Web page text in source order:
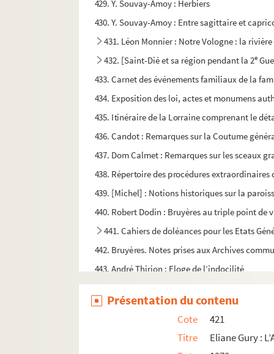
429. Y. Souvay-Amoy : Herbiers
430. Y. Souvay-Amoy : Entre sagittaire et
431. Léon Monnier : Notre Vologne : la
432. [Saint-Dié et sa région pendant la 2e
433. Carnet des événements familiaux de la
434. Exposition des loi, actes et monumens
435. Itinéraire de la Lorraine comprenant le
436. Candot : Remarques sur la Coutume
437. Dom Calmet : Remarques sur les sceaux
438. Répertoire des procédures
439. [Michel] : Notions historiques sur la
440. Robert Dodin : Bruyères au triple point
441. Cahiers de doléances pour les Etats
442. Bruyères. Notes prises aux Archives
443. André Thirion : Eloge de l’indocilité
460. FAMILLE FEBVREL. Saint-Dié. I.
461. FAMILLE FEBVREL. Saint-Dié. II.
462. Pia Wendling-Deutsch : Claude Bassot
463. Michel Bisson : Images et architecture.
Présentation du contenu
Cote
421
Titre
Eliane Gury :